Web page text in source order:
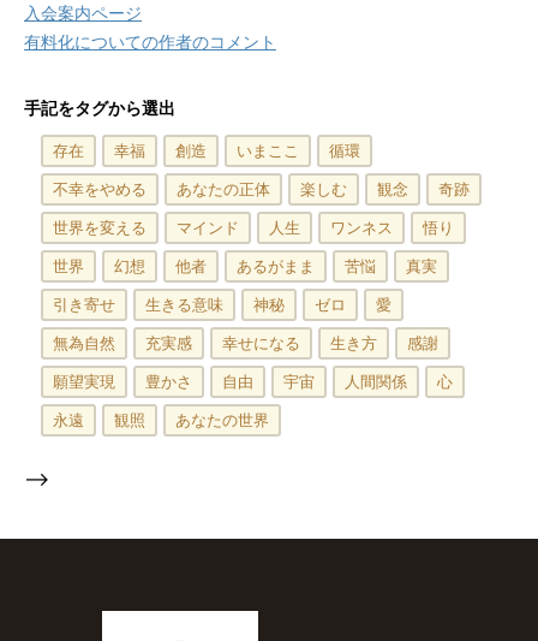
入会案内ページ
有料化についての作者のコメント
手記をタグから選出
存在 幸福 創造 いまここ
循環
不幸をやめる
あなたの正体 楽しむ 観念
奇跡
世界を変える
マインド 人生 ワンネス
悟り
世界
幻想 他者 あるがまま 苦悩
真実
引き寄せ
生きる意味 神秘 ゼロ
愛
無為自然
充実感 幸せになる 生き方
感謝
願望実現
豊かさ 自由 宇宙 人間関係
心
永遠
観照 あなたの世界
-->